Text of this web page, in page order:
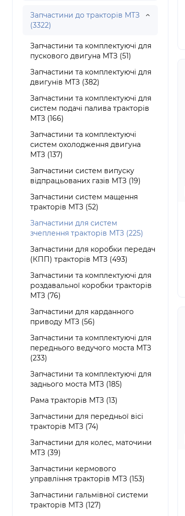
Запчастини до тракторів МТЗ
(3322)
Запчастини та комплектуючі для
пускового двигуна МТЗ (51)
Запчастини та комплектуючі для
двигунів МТЗ (382)
Запчастини та комплектуючі для
систем подачі палива тракторів
МТЗ (166)
Запчастини та комплектуючі
систем охолодження двигуна
МТЗ (137)
Запчастини систем випуску
відпрацьованих газів МТЗ (19)
Запчастини систем мащення
тракторів МТЗ (52)
Запчастини для систем
зчеплення тракторів МТЗ (225)
Запчастини для коробки передач
(КПП) тракторів МТЗ (493)
Запчастини та комплектуючі для
роздавальної коробки тракторів
МТЗ (76)
Запчастини для карданного
приводу МТЗ (56)
Запчастини та комплектуючі для
переднього ведучого моста МТЗ
(233)
Запчастини та комплектуючі для
заднього моста МТЗ (185)
Рама тракторів МТЗ (13)
Запчастини для передньої вісі
тракторів МТЗ (74)
Запчастини для колес, маточини
МТЗ (39)
Запчастини кермового
управління тракторів МТЗ (153)
Запчастини гальмівної системи
тракторів МТЗ (127)